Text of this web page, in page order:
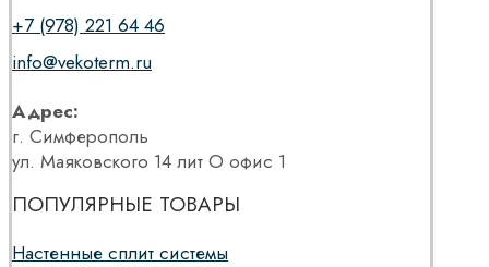
+7 (978) 221 64 46
info@vekoterm.ru
Адрес:
г. Симферополь
ул. Маяковского 14 лит О офис 1
ПОПУЛЯРНЫЕ ТОВАРЫ
Настенные сплит системы